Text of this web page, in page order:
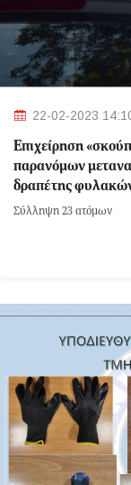
22-02-2023
Επιχείρηση
παρανόμων
δραπέτης
Σύλληψη 23 ατόμων